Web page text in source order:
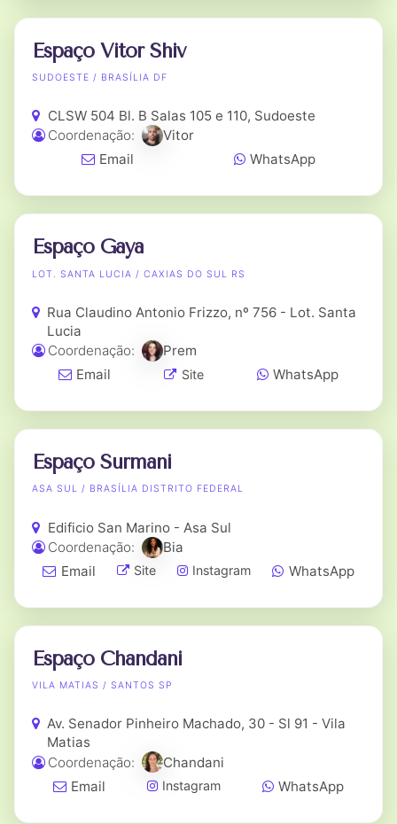
Espaço Vitor Shiv
SUDOESTE / BRASÍLIA DF
CLSW 504 Bl. B Salas 105 e 110, Sudoeste
Coordenação:
Vitor
Email
WhatsApp
Espaço Gaya
LOT. SANTA LUCIA / CAXIAS DO SUL RS
Rua Claudino Antonio Frizzo, nº 756 - Lot. Santa
Lucia
Coordenação:
Prem
Email
Site WhatsApp
Espaço Surmani
ASA SUL / BRASÍLIA DISTRITO FEDERAL
Edificio San Marino - Asa Sul
Coordenação:
Bia
Email
Site Instagram WhatsApp
Espaço Chandani
VILA MATIAS / SANTOS SP
Av. Senador Pinheiro Machado, 30 - Sl 91 - Vila
Matias
Coordenação:
Chandani
Email
Instagram WhatsApp